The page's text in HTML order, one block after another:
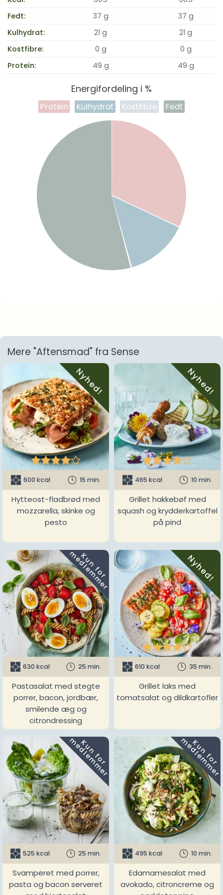
Fedt:
37 g
37 g
Kulhydrat:
21 g
21 g
Kostfibre:
0 g
0 g
Protein:
49 g 49 g
Energifordeling i %
Protein Kulhydrat Kostfibre Fedt
Mere "Aftensmad" fra Sense
Nyhed!

600 kcal 15 min.
Hytteost-fladbrød med
mozzarella, skinke og
pesto
Nyhed!

465 kcal 10 min.
Grillet hakkebøf med
squash og krydderkartoffel
på pind
K
u
n
f
o
r
m
e
d
l
e
m
m
e
r
630 kcal 25 min.
Pastasalat med stegte
porrer, bacon, jordbær,
smilende æg og
citrondressing
Nyhed!

610 kcal 35 min.
Grillet laks med
tomatsalat og dildkartofler
K
u
n
f
o
r
m
e
d
l
e
m
m
e
r
525 kcal 25 min.
Svamperet med porrer,
pasta og bacon serveret
K
u
n
f
o
r
m
e
d
l
e
m
m
e
r
495 kcal 10 min.
Edamamesalat med
avokado, citroncreme og